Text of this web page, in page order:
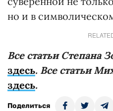
но и в
Все статьи Степана
здесь. Все статьи
здесь.
Поделиться